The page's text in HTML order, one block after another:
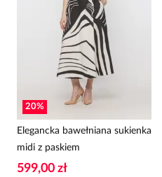
20%
Elegancka bawełniana sukienka
midi z paskiem
599,00 zł